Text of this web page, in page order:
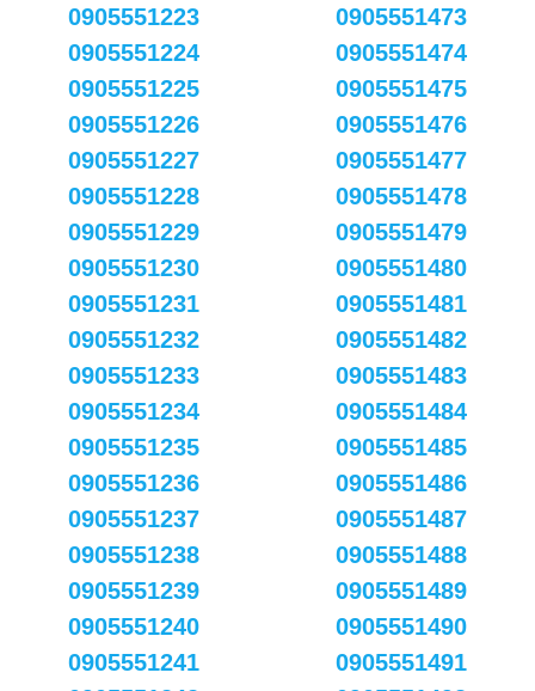
0905551223
0905551224
0905551225
0905551226
0905551227
0905551228
0905551229
0905551230
0905551231
0905551232
0905551233
0905551234
0905551235
0905551236
0905551237
0905551238
0905551239
0905551240
0905551241
0905551473
0905551474
0905551475
0905551476
0905551477
0905551478
0905551479
0905551480
0905551481
0905551482
0905551483
0905551484
0905551485
0905551486
0905551487
0905551488
0905551489
0905551490
0905551491